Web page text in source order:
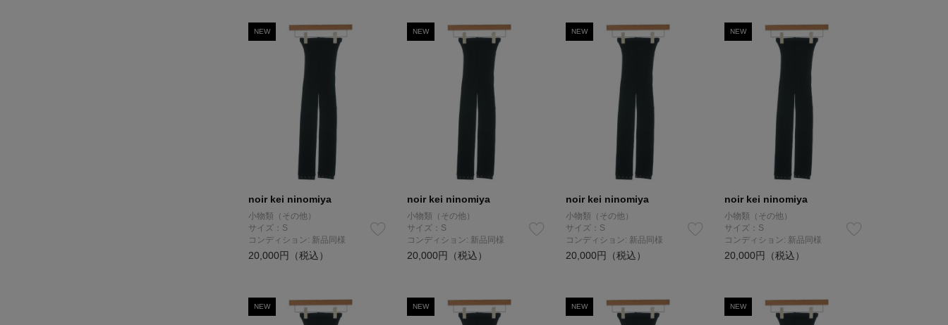
NEW
noir kei ninomiya
小物類（その他）
サイズ：S
コンディション: 新品同様
20,000円（税込）
NEW
noir kei ninomiya
小物類（その他）
サイズ：S
コンディション: 新品同様
20,000円（税込）
NEW
noir kei ninomiya
小物類（その他）
サイズ：S
コンディション: 新品同様
20,000円（税込）
NEW
noir kei ninomiya
小物類（その他）
サイズ：S
コンディション: 新品同様
20,000円（税込）
NEW NEW NEW NEW